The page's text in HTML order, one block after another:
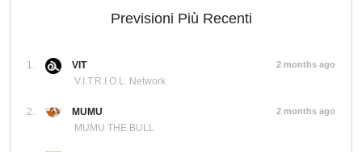
Previsioni Più Recenti
1.
VIT
V.I.T.R.I.O.L. Network
2 months ago
2.
MUMU
MUMU THE BULL
2 months ago